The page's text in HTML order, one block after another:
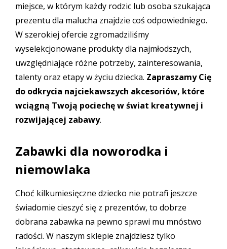
miejsce, w którym każdy rodzic lub osoba szukająca
prezentu dla malucha znajdzie coś odpowiedniego.
W szerokiej ofercie zgromadziliśmy
wyselekcjonowane produkty dla najmłodszych,
uwzględniające różne potrzeby, zainteresowania,
talenty oraz etapy w życiu dziecka. Zapraszamy Cię
do odkrycia najciekawszych akcesoriów, które
wciągną Twoją pociechę w świat kreatywnej i
rozwijającej zabawy.
Zabawki dla noworodka i
niemowlaka
Choć kilkumiesięczne dziecko nie potrafi jeszcze
świadomie cieszyć się z prezentów, to dobrze
dobrana zabawka na pewno sprawi mu mnóstwo
radości. W naszym sklepie znajdziesz tylko